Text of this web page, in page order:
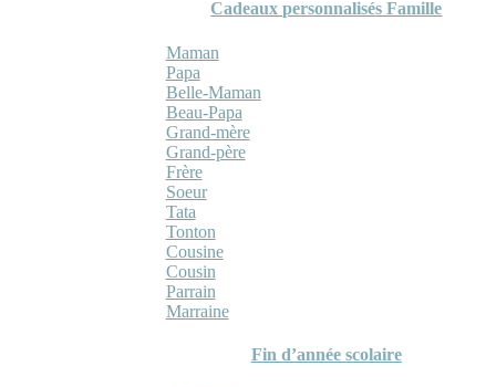
Cadeaux personnalisés Famille
Maman
Papa
Belle-Maman
Beau-Papa
Grand-mère
Grand-père
Frère
Soeur
Tata
Tonton
Cousine
Cousin
Parrain
Marraine
Fin d’année scolaire